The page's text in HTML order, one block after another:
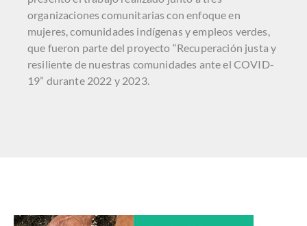
organizaciones comunitarias con enfoque en
mujeres, comunidades indígenas y empleos verdes,
que fueron parte del proyecto “Recuperación justa y
resiliente de nuestras comunidades ante el COVID-
19” durante 2022 y 2023.